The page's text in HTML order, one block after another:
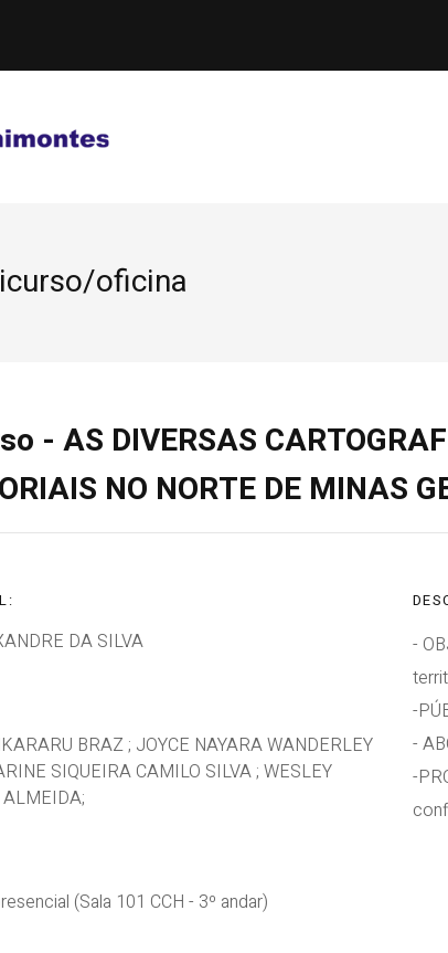
oficina
- AS DIVERSAS
NO NORTE DE MINAS
DA SILVA
BRAZ ; JOYCE NAYARA WANDERLEY
SIQUEIRA CAMILO SILVA ; WESLEY
(Sala 101 CCH - 3º andar)
-
-
-
-